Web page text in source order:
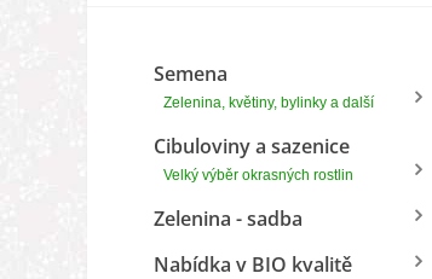
Semena
Zelenina, květiny, bylinky a další
Cibuloviny a sazenice
Velký výběr okrasných rostlin
Zelenina - sadba
Nabídka v BIO kvalitě